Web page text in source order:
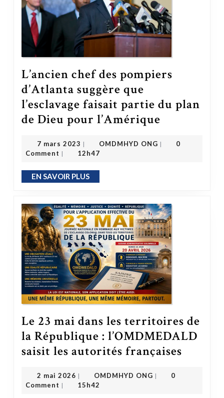
L’ancien chef des pompiers
d’Atlanta suggère que
l’esclavage faisait partie du plan
de Dieu pour l’Amérique
7 mars 2023 | OMDMHYD ONG |
0
Comment | 12h47
EN SAVOIR PLUSEN SAVOIR PLUS
Le 23 mai dans les territoires de
la République : l’OMDMEDALD
saisit les autorités françaises
2 mai 2026 | OMDMHYD ONG |
0
Comment | 15h42